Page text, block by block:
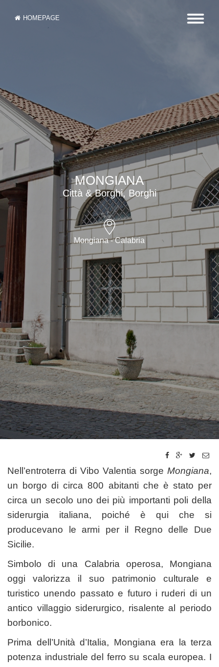
HOMEPAGE
MONGIANA
Città & Borghi, Borghi
Mongiana - Calabria
Nell’entroterra di Vibo Valentia sorge Mongiana,
un borgo di circa 800 abitanti che è stato per
circa un secolo uno dei più importanti poli della
siderurgia italiana, poiché è qui che si
producevano le armi per il Regno delle Due
Sicilie.
Simbolo di una Calabria operosa, Mongiana
oggi valorizza il suo patrimonio culturale e
turistico unendo passato e futuro i ruderi di un
antico villaggio siderurgico, risalente al periodo
borbonico.
Prima dell’Unità d’Italia, Mongiana era la terza
potenza industriale del ferro su scala europea. I